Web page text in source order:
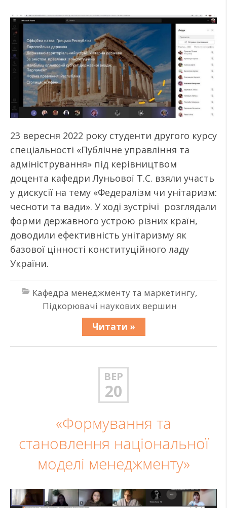
23 вересня 2022 року студенти другого курсу
спеціальності «Публічне управління та
адміністрування» під керівництвом
доцента кафедри Луньової Т.С. взяли участь
у дискусії на тему «Федералізм чи унітаризм:
чесноти та вади». У ході зустрічі розглядали
форми державного устрою різних країн,
доводили ефективність унітаризму як
базової цінності конституційного ладу
України.
Кафедра менеджменту та маркетингу,
Підкорювачі наукових вершин
Читати »
ВЕР
20
«Формування та
становлення національної
моделі менеджменту»